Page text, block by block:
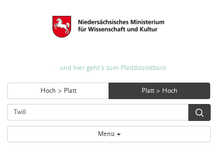
... und hier geht's zum Plattdüütskbüro
Hoch > Platt Platt > Hoch
Menü